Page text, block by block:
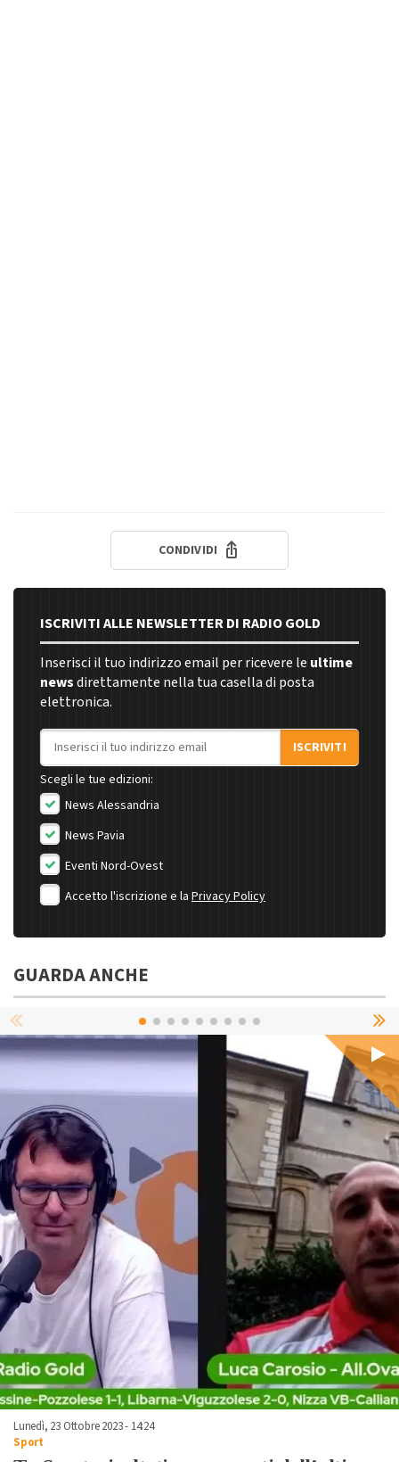
CONDIVIDI
ISCRIVITI ALLE NEWSLETTER DI RADIO GOLD
Inserisci il tuo indirizzo email per ricevere le ultime
newsdirettamente nella tua casella di posta
elettronica.
Indirizzo email
ISCRIVITI
Scegli le tue edizioni:
News Alessandria
News Pavia
Eventi Nord-Ovest
Accetto l'iscrizione e la Privacy Policy
GUARDA ANCHE
Lunedì, 23 Ottobre 2023 - 14:24
Sport